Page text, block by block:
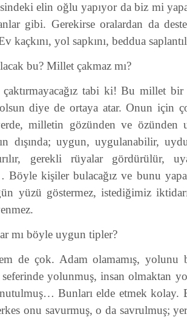
elin oğlu yapıyor da biz mi
gibi. Gerekirse oralardan da
kaçkını, yol sapkını, beddua
bu? Millet çakmaz mı?
tabi ki! Bu millet bir
diye de ortaya atar. Onun için
milletin gözünden ve özünden
dışında; uygun, uygulanabilir,
gerekli rüyalar gördürülür,
kişiler bulacağız ve bunu
yüzü göstermez, istediğimiz
mı böyle uygun tipler?
de çok. Adam olamamış, yolunu
seferinde yolunmuş, insan olmaktan
Bunları elde etmek kolay.
onu savurmuş, o da savrulmuş;